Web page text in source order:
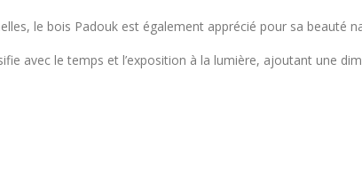
le bois Padouk est également apprécié pour sa beauté
avec le temps et l’exposition à la lumière, ajoutant une